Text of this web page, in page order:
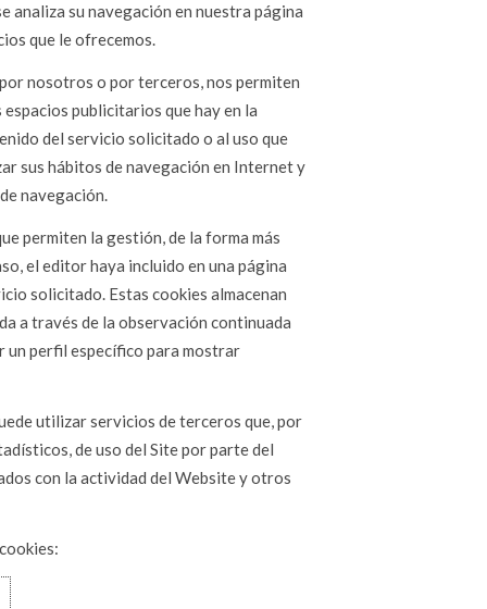
analiza su navegación en nuestra página
que le ofrecemos.
nosotros o por terceros, nos permiten
publicitarios que hay en la
del servicio solicitado o al uso que
sus hábitos de navegación en Internet y
navegación.
permiten la gestión, de la forma más
el editor haya incluido en una página
solicitado. Estas cookies almacenan
a través de la observación continuada
un perfil específico para mostrar
utilizar servicios de terceros que, por
de uso del Site por parte del
con la actividad del Website y otros